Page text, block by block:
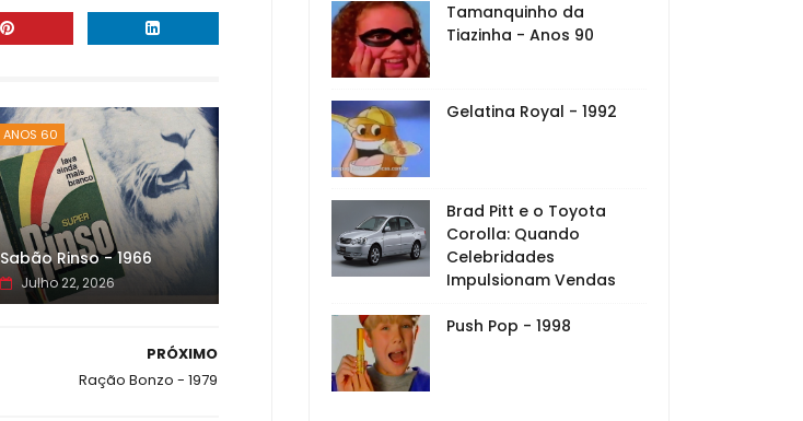
ANOS 60
Sabão Rinso - 1966
Julho 22, 2026
PRÓXIMO
Ração Bonzo - 1979
Tamanquinho da
Tiazinha - Anos 90
Gelatina Royal - 1992
Brad Pitt e o Toyota
Corolla: Quando
Celebridades
Impulsionam Vendas
Push Pop - 1998